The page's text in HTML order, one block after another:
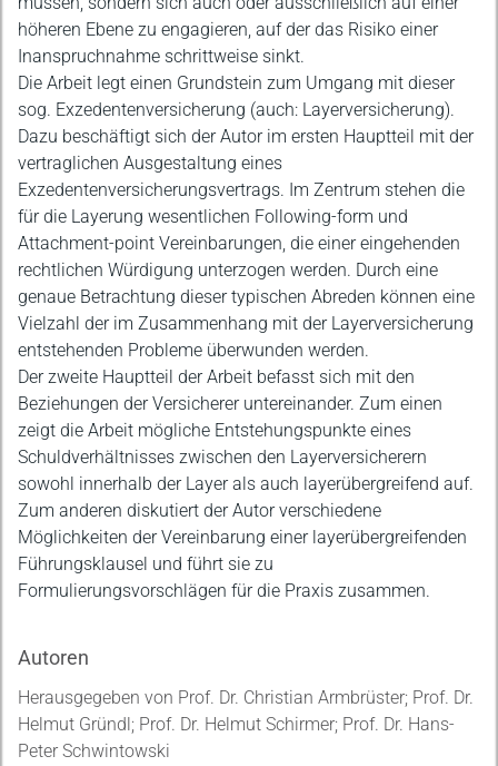
höheren Ebene zu engagieren, auf der das Risiko einer
Inanspruchnahme schrittweise sinkt.
Die Arbeit legt einen Grundstein zum Umgang mit dieser
sog. Exzedentenversicherung (auch: Layerversicherung).
Dazu beschäftigt sich der Autor im ersten Hauptteil mit der
vertraglichen Ausgestaltung eines
Exzedentenversicherungsvertrags. Im Zentrum stehen die
für die Layerung wesentlichen Following-form und
Attachment-point Vereinbarungen, die einer eingehenden
rechtlichen Würdigung unterzogen werden. Durch eine
genaue Betrachtung dieser typischen Abreden können eine
Vielzahl der im Zusammenhang mit der Layerversicherung
entstehenden Probleme überwunden werden.
Der zweite Hauptteil der Arbeit befasst sich mit den
Beziehungen der Versicherer untereinander. Zum einen
zeigt die Arbeit mögliche Entstehungspunkte eines
Schuldverhältnisses zwischen den Layerversicherern
sowohl innerhalb der Layer als auch layerübergreifend auf.
Zum anderen diskutiert der Autor verschiedene
Möglichkeiten der Vereinbarung einer layerübergreifenden
Führungsklausel und führt sie zu
Formulierungsvorschlägen für die Praxis zusammen.
Autoren
Herausgegeben von Prof. Dr. Christian Armbrüster; Prof. Dr.
Helmut Gründl; Prof. Dr. Helmut Schirmer; Prof. Dr. Hans-
Peter Schwintowski